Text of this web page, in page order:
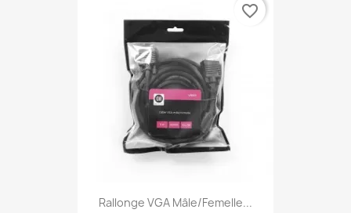
Rallonge VGA Mâle/femelle...
favorite_border